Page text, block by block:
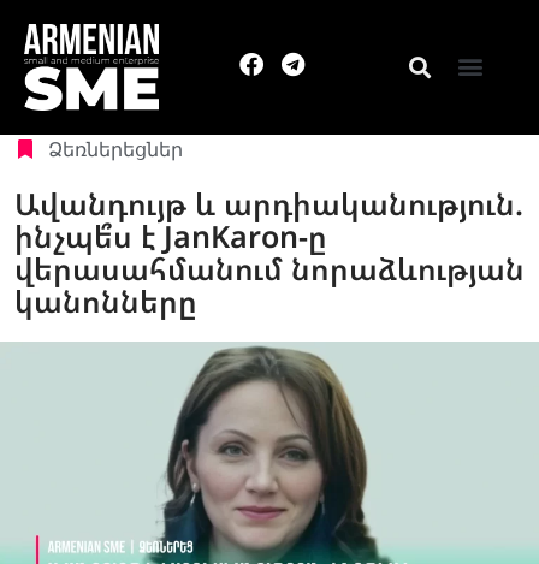
Ձեռներեցներ
Ավանդույթ և արդիականություն.
ինչպե՞ս է JanKaron-ը
վերասահմանում նորաձևության
կանոնները